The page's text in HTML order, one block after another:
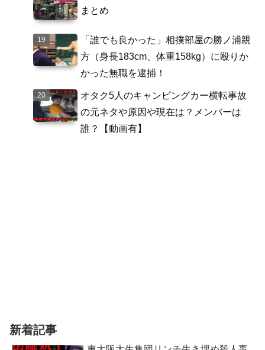
まとめ
「誰でも良かった」相撲部屋の勝ノ浦親
方（身長183cm、体重158kg）に殴りか
かった無職を逮捕！
オタク5人のキャンピングカー横転事故
の元ネタや原因や現在は？メンバーは
誰？【動画有】
新着記事